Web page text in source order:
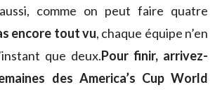
comme on peut faire quatre
encore tout vu, chaque équipe n’en
que deux.Pour finir, arrivez-
des America’s Cup World